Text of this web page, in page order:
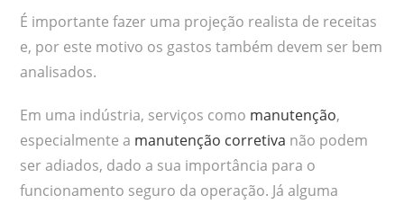
É importante fazer uma projeção realista de receitas
e, por este motivo os gastos também devem ser bem
analisados.
Em uma indústria, serviços como manutenção,
especialmente a manutenção corretiva não podem
ser adiados, dado a sua importância para o
funcionamento seguro da operação. Já alguma